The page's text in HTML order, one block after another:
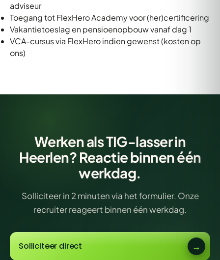
adviseur
Toegang tot FlexHero Academy voor (her)certificering
Vakantietoeslag en pensioenopbouw vanaf dag 1
VCA-cursus via FlexHero indien gewenst (kosten op
ons)
Werken als TIG-lasser in
Heerlen? Reactie binnen één
werkdag.
Solliciteer in 2 minuten via het formulier. Onze
recruiter reageert binnen één werkdag.
Solliciteer direct